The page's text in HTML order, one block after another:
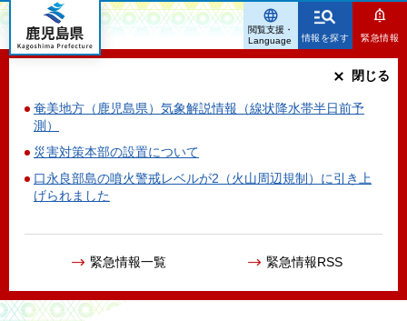
鹿児島県
情報を探す 緊急情報
奄美地方（鹿児島県）気象解説情報（線状降水帯半日前予
測）
災害対策本部の設置について
口永良部島の噴火警戒レベルが2（火山周辺規制）に引き上
げられました
緊急情報一覧 緊急情報RSS
閉じる
閲覧支援・
Language